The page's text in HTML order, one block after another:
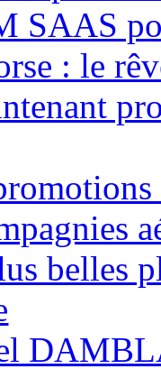
SAAS
: le
belles